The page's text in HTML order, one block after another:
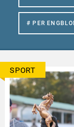
# PER
SPORT